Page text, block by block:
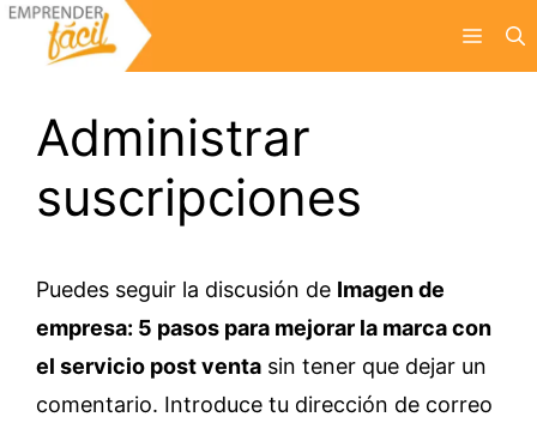
Saltar
Menú
Administrar
suscripciones
Puedes seguir la discusión de Imagen de
empresa: 5 pasos para mejorar la marca con
el servicio post venta sin tener que dejar un
comentario. Introduce tu dirección de correo